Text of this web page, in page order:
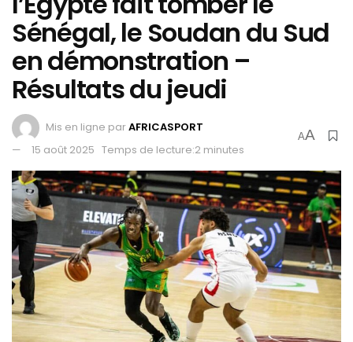
Sénégal, le Soudan du Sud
en démonstration –
Résultats du jeudi
Mis en ligne parAFRICASPORT
15 août 2025 Temps de lecture:2 minutes
AA